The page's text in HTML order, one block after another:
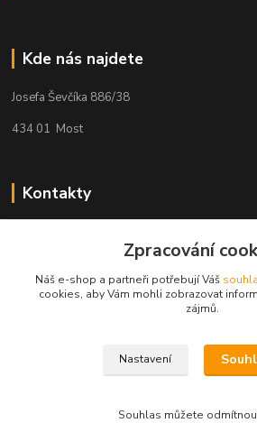
Kde nás najdete
Josefa Ševčíka 886/38
434 01 Most
Kontakty
+420 725 078 347
kacuca@seznam.cz
Zpracování
Náš e-shop a partneři potřebují Váš
cookies, aby Vám mohli zobrazovat
zájmů.
Nastavení
Souhlas můžete